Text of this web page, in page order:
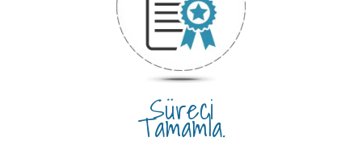
Süreci
Tamamla.